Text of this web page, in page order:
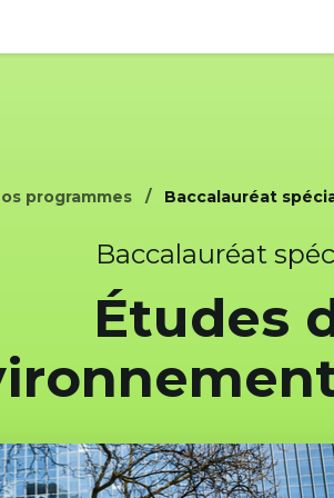
programmes Baccalauréat
Baccalauréat
Études